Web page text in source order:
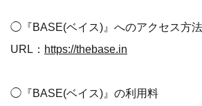
◯『BASE(ベイス)』へのアクセス方法
URL： https://thebase.in
◯『BASE(ベイス)』の利用料